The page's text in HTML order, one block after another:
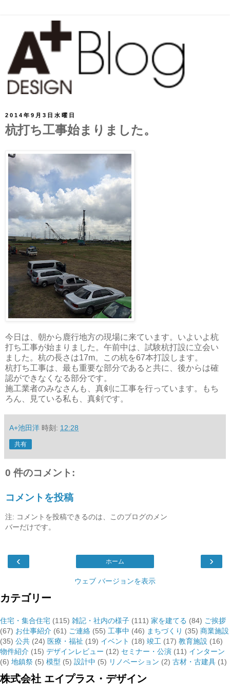
2014年9月3日水曜日
杭打ち工事始まりました。
今日は、朝から鹿行地方の現場に来ています。いよいよ杭
打ち工事が始まりました。午前中は、試験杭打設に立会い
ました。杭の長さは17m。この杭を67本打設します。
杭打ち工事は、最も重要な部分であると共に、後からは確
認ができなくなる部分です。
施工業者のみなさんも、真剣に工事を行っています。もち
ろん、見ている私も、真剣です。
A+池田洋 時刻: 12:28
共有
0 件のコメント:
コメントを投稿
注: コメントを投稿できるのは、このブログのメン
バーだけです。
‹ ›
ホーム
ウェブ バージョンを表示
カテゴリー
住宅・集合住宅 (115) 雑記・社内の様子 (111) 家を建てる (84) ご挨拶
(67) お仕事紹介 (61) ご連絡 (55) 工事中 (46) まちづくり (35) 商業施設
(35) 公共 (24) 医療・福祉 (19) イベント (18) 竣工 (17) 教育施設 (16)
物件紹介 (15) デザインレビュー (12) セミナー・公演 (11) インターン
(6) 地鎮祭 (5) 模型 (5) 設計中 (5) リノベーション (2) 古材・古建具 (1)
株式会社 エイプラス・デザイン